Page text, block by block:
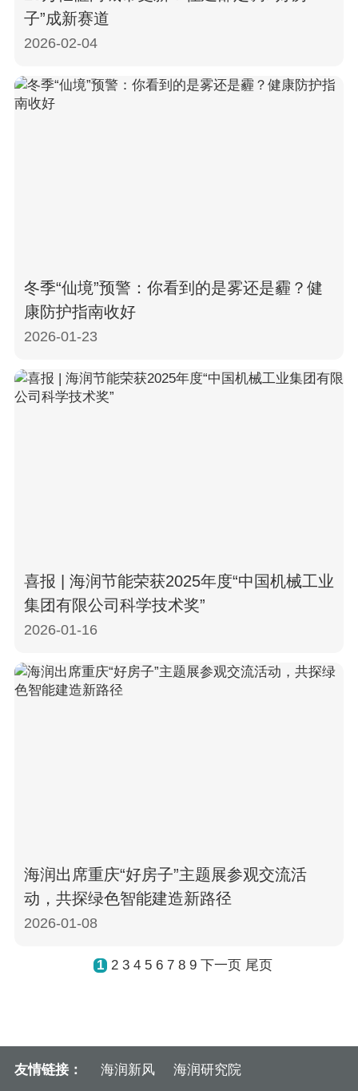
子”成新赛道
2026-02-04
冬季“仙境”预警：你看到的是雾还是霾？健
康防护指南收好
2026-01-23
喜报 | 海润节能荣获2025年度“中国机械工业
集团有限公司科学技术奖”
2026-01-16
海润出席重庆“好房子”主题展参观交流活
动，共探绿色智能建造新路径
2026-01-08
1 2 3 4 5 6 7 8 9 下一页 尾页
友情链接： 海润新风 海润研究院